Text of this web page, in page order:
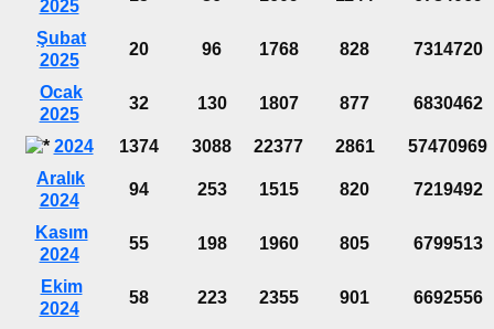
2025
Şubat
2025
20 96 1768 828 7314720
Ocak
2025
32 130 1807 877 6830462
2024 1374 3088 22377 2861
57470969
Aralık
2024
94 253 1515 820 7219492
Kasım
2024
55 198 1960 805 6799513
Ekim
2024
58 223 2355 901 6692556